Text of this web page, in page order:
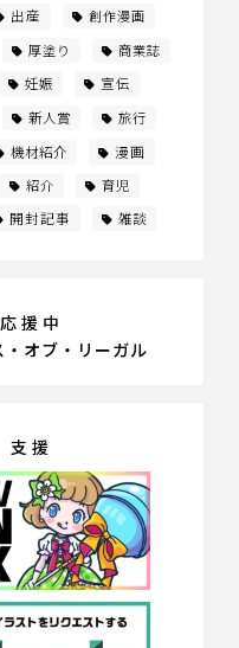
出産 創作漫画
厚塗り
商業誌
妊娠 宣伝
新人賞
旅行
機材紹介 漫画
紹介
育児
開封記事 雑談
応援中
支援